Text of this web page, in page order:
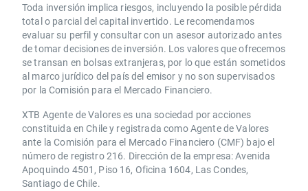
Toda inversión implica riesgos, incluyendo la posible pérdida
total o parcial del capital invertido. Le recomendamos
evaluar su perfil y consultar con un asesor autorizado antes
de tomar decisiones de inversión. Los valores que ofrecemos
se transan en bolsas extranjeras, por lo que están sometidos
al marco jurídico del país del emisor y no son supervisados
por la Comisión para el Mercado Financiero.
XTB Agente de Valores es una sociedad por acciones
constituida en Chile y registrada como Agente de Valores
ante la Comisión para el Mercado Financiero (CMF) bajo el
número de registro 216. Dirección de la empresa: Avenida
Apoquindo 4501, Piso 16, Oficina 1604, Las Condes,
Santiago de Chile.